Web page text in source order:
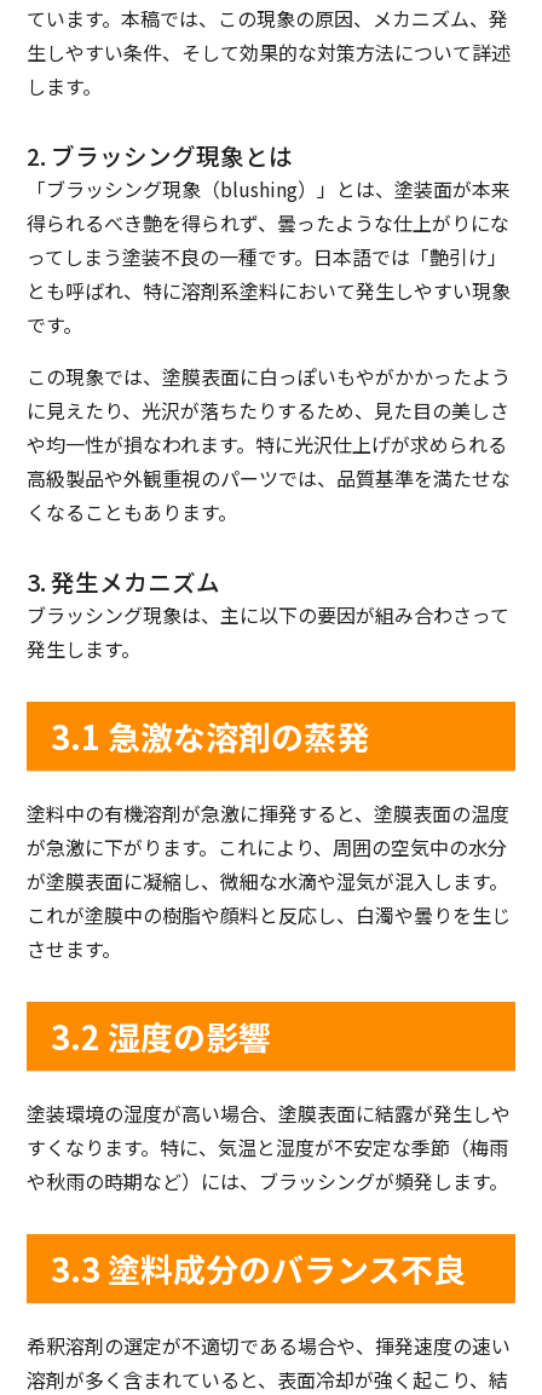
ています。本稿では、この現象の原因、メカニズム、発
生しやすい条件、そして効果的な対策方法について詳述
します。
2. ブラッシング現象とは
「ブラッシング現象（blushing）」とは、塗装面が本来
得られるべき艶を得られず、曇ったような仕上がりにな
ってしまう塗装不良の一種です。日本語では「艶引け」
とも呼ばれ、特に溶剤系塗料において発生しやすい現象
です。
この現象では、塗膜表面に白っぽいもやがかかったよう
に見えたり、光沢が落ちたりするため、見た目の美しさ
や均一性が損なわれます。特に光沢仕上げが求められる
高級製品や外観重視のパーツでは、品質基準を満たせな
くなることもあります。
3. 発生メカニズム
ブラッシング現象は、主に以下の要因が組み合わさって
発生します。
3.1 急激な溶剤の蒸発
塗料中の有機溶剤が急激に揮発すると、塗膜表面の温度
が急激に下がります。これにより、周囲の空気中の水分
が塗膜表面に凝縮し、微細な水滴や湿気が混入します。
これが塗膜中の樹脂や顔料と反応し、白濁や曇りを生じ
させます。
3.2 湿度の影響
塗装環境の湿度が高い場合、塗膜表面に結露が発生しや
すくなります。特に、気温と湿度が不安定な季節（梅雨
や秋雨の時期など）には、ブラッシングが頻発します。
3.3 塗料成分のバランス不良
希釈溶剤の選定が不適切である場合や、揮発速度の速い
溶剤が多く含まれていると、表面冷却が強く起こり、結